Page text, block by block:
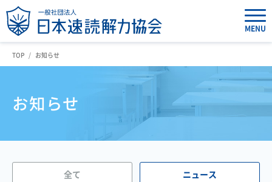
MENU
TOP お知らせ
お知らせ
全て ニュース